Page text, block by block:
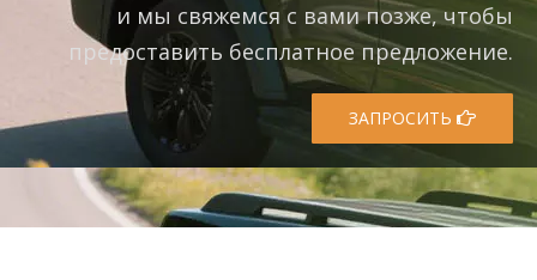
и мы свяжемся с вами позже, чтобы
предоставить бесплатное предложение.
ЗАПРОСИТЬ